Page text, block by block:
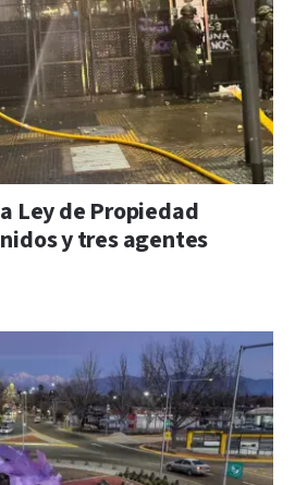
Ley de Propiedad
y tres agentes